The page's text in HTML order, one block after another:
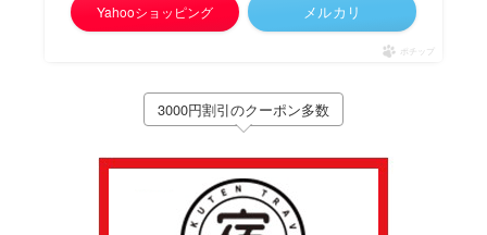
Yahooショッピング メルカリ
ポチップ
3000円割引のクーポン多数